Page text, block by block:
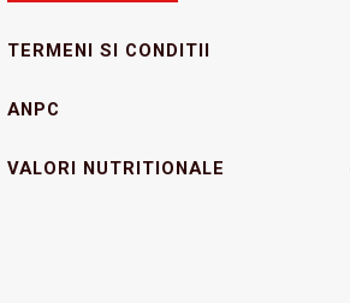
TERMENI SI CONDITII
ANPC
VALORI NUTRITIONALE